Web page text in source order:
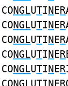
CONGLUTINER
CONGLUTINER
CONGLUTINER
CONGLUTINER
CONGLUTINER
CONGLUTINER